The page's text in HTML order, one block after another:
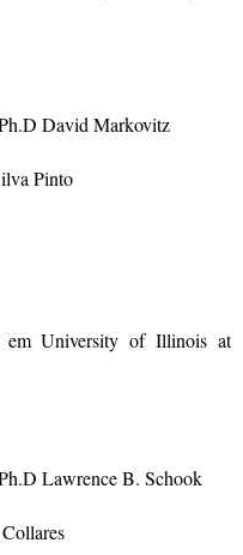
David Markovitz
Pinto
em University of Illinois at
Lawrence B. Schook